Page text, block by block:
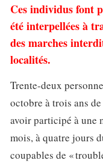
Ces individus font
été interpellées à
des marches
localités.
Trente-deux
octobre à trois ans
avoir participé à une
mois, à quatre jours
coupables de «